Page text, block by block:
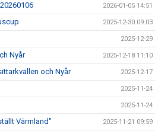
2026-01-05 14:51
2025-12-30 09:03
2025-12-29
Nyår 2025-12-18 11:10
och Nyår 2025-12-17
2025-11-24
2025-11-24
Värmland" 2025-11-21 09:59